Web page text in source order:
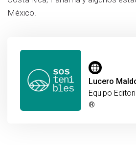
México.
Lucero
Equipo
®